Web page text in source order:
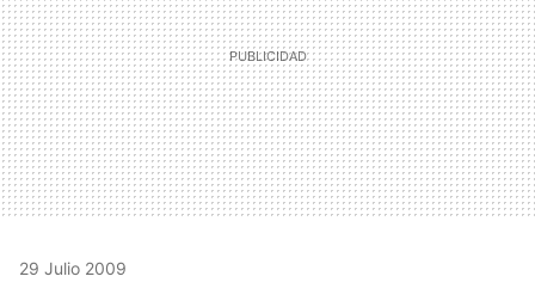
29 Julio 2009